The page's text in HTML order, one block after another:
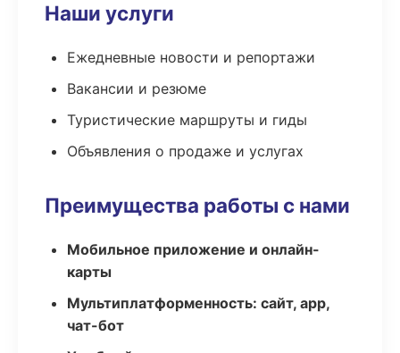
Наши услуги
Ежедневные новости и репортажи
Вакансии и резюме
Туристические маршруты и гиды
Объявления о продаже и услугах
Преимущества работы с нами
Мобильное приложение и онлайн-
карты
Мультиплатформенность: сайт, app,
чат-бот